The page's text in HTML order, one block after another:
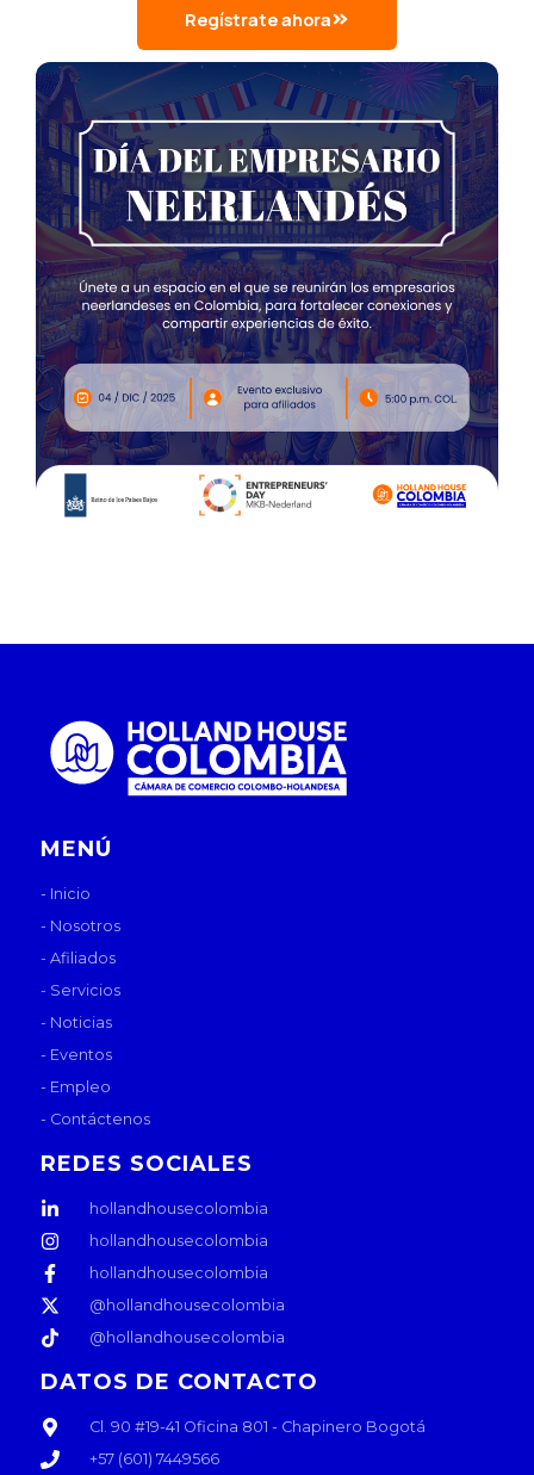
Regístrate ahora
DATOS DE CONTACTO
Cl. 90 #19-41 Oficina 801 - Chapinero Bogotá
+57 (601) 7449566
REDES SOCIALES
hollandhousecolombia
hollandhousecolombia
hollandhousecolombia
@hollandhousecolombia
@hollandhousecolombia
MENÚ
- Inicio
- Nosotros
- Afiliados
- Servicios
- Noticias
- Eventos
- Empleo
- Contáctenos